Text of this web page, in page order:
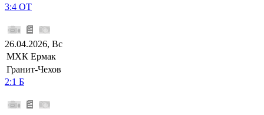
3:4 ОТ
26.04.2026, Вс
МХК Ермак
Гранит-Чехов
2:1 Б